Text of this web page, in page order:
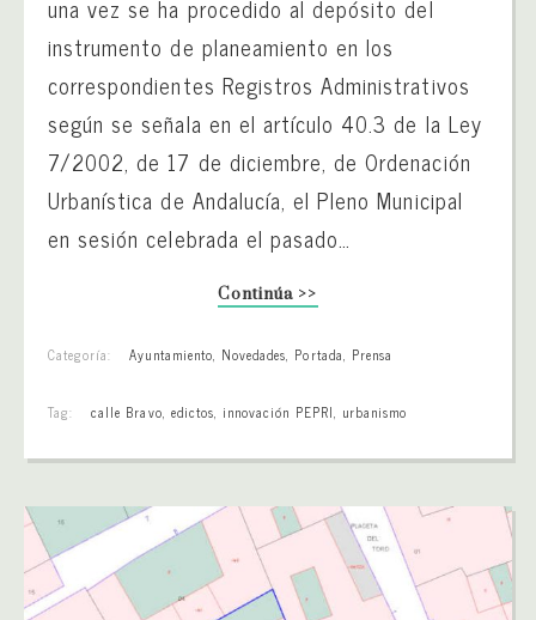
una vez se ha procedido al depósito del
instrumento de planeamiento en los
correspondientes Registros Administrativos
según se señala en el artículo 40.3 de la Ley
7/2002, de 17 de diciembre, de Ordenación
Urbanística de Andalucía, el Pleno Municipal
en sesión celebrada el pasado…
Continúa >>
Categoría: Ayuntamiento, Novedades, Portada, Prensa
Tag: calle Bravo, edictos, innovación PEPRI, urbanismo